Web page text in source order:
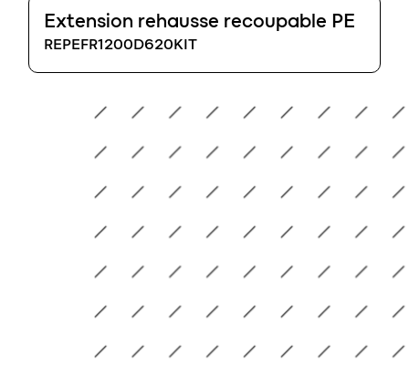
Extension rehausse recoupable PE
REPEFR1200D620KIT